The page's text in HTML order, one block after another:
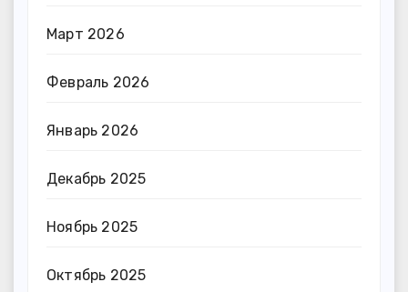
Март 2026
Февраль 2026
Январь 2026
Декабрь 2025
Ноябрь 2025
Октябрь 2025